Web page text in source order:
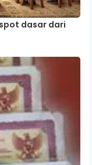
dasar dari